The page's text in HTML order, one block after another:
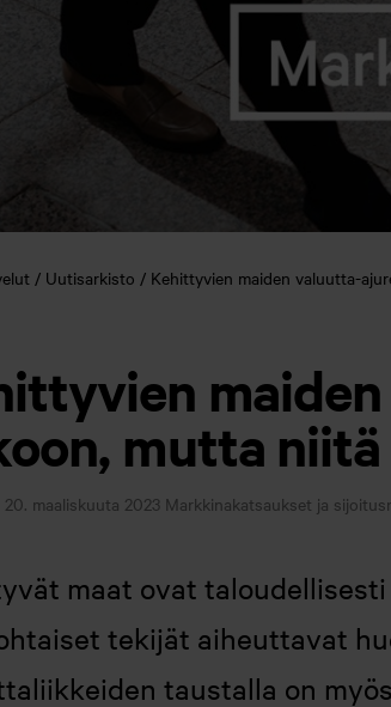
Uutisarkisto Kehittyvien maiden valuutta-
mutta
maaliskuuta 2023 Markkinakatsaukset ja
maat ovat
tekijät aiheuttavat
taustalla on